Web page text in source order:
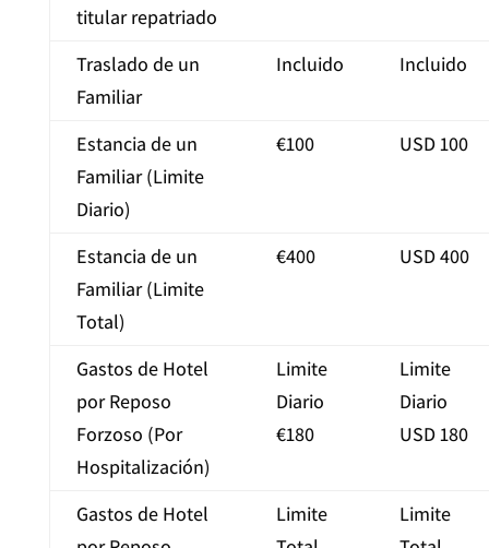
titular repatriado
Traslado de un
Familiar
Incluido Incluido
Estancia de un
Familiar (Limite
Diario)
€100 USD 100
Estancia de un
Familiar (Limite
Total)
€400 USD 400
Gastos de Hotel
por Reposo
Forzoso (Por
Hospitalización)
Limite
Diario
€180
Limite
Diario
USD 180
Gastos de Hotel
Limite
Limite